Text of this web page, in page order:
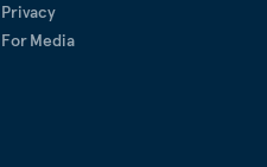
Privacy
For Media